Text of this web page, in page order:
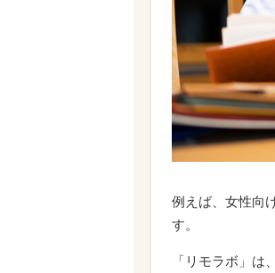
例えば、女性向
す。
「リモラボ」